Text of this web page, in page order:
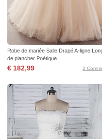
Robe de mariée Salle Drapé A-ligne
de plancher Poétique
€ 182,99 2